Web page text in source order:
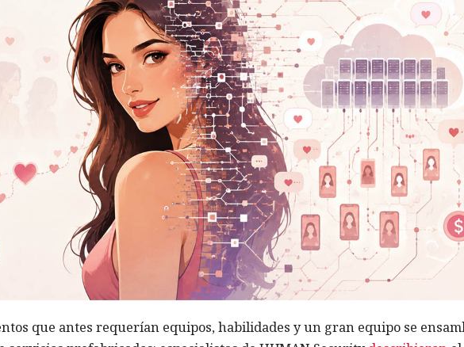
que antes requerían equipos, habilidades y un gran equipo se